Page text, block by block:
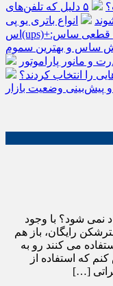
۵ دلیل که تلفن‌های IP سیسکو باعث
انواع باتری یو پی
قطعی ساس:
ساس و بهترین سموم
و مانور پاراموتور
نمی شود؟ با وجود
رایگان، باز هم
می کنند رو به
که استفاده از
[…]